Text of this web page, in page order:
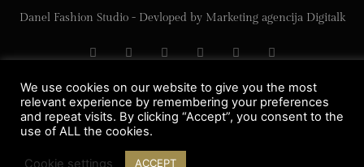
Danel Fashion Studio - Devloped by Marketing agencija Digitalk
We use cookies on our website to give you the most
relevant experience by remembering your preferences
and repeat visits. By clicking “Accept”, you consent to the
use of ALL the cookies.
Cookie settings ACCEPT